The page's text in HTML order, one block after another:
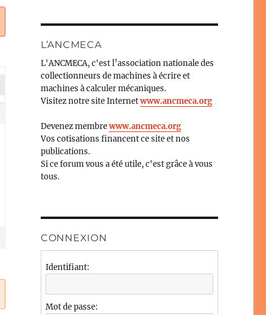
L’ANCMECA
L'ANCMECA, c'est l’association nationale des
collectionneurs de machines à écrire et
machines à calculer mécaniques.
Visitez notre site Internetwww.ancmeca.org
Devenez membrewww.ancmeca.org
Vos cotisations financent ce site et nos
publications.
Si ce forum vous a été utile, c'est grâce à vous
tous.
CONNEXION
Identifiant:
Mot de passe: